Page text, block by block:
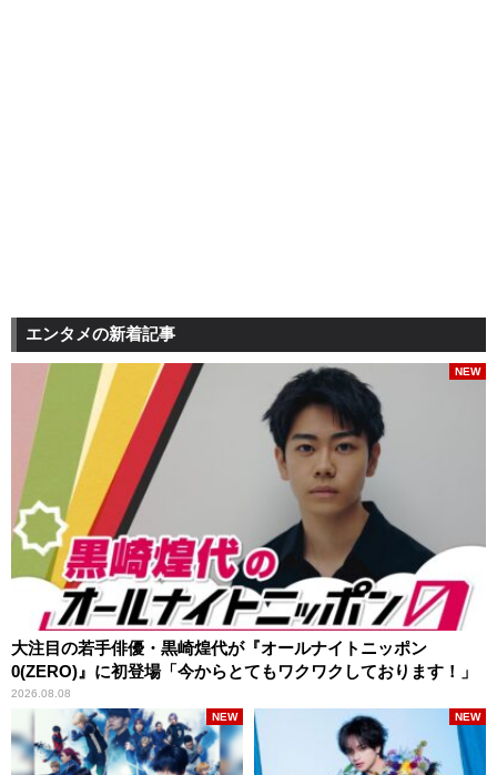
エンタメの新着記事
大注目の若手俳優・黒崎煌代が『オールナイトニッポン
0(ZERO)』に初登場「今からとてもワクワクしております！」
2026.08.08
NEW
NEW NEW